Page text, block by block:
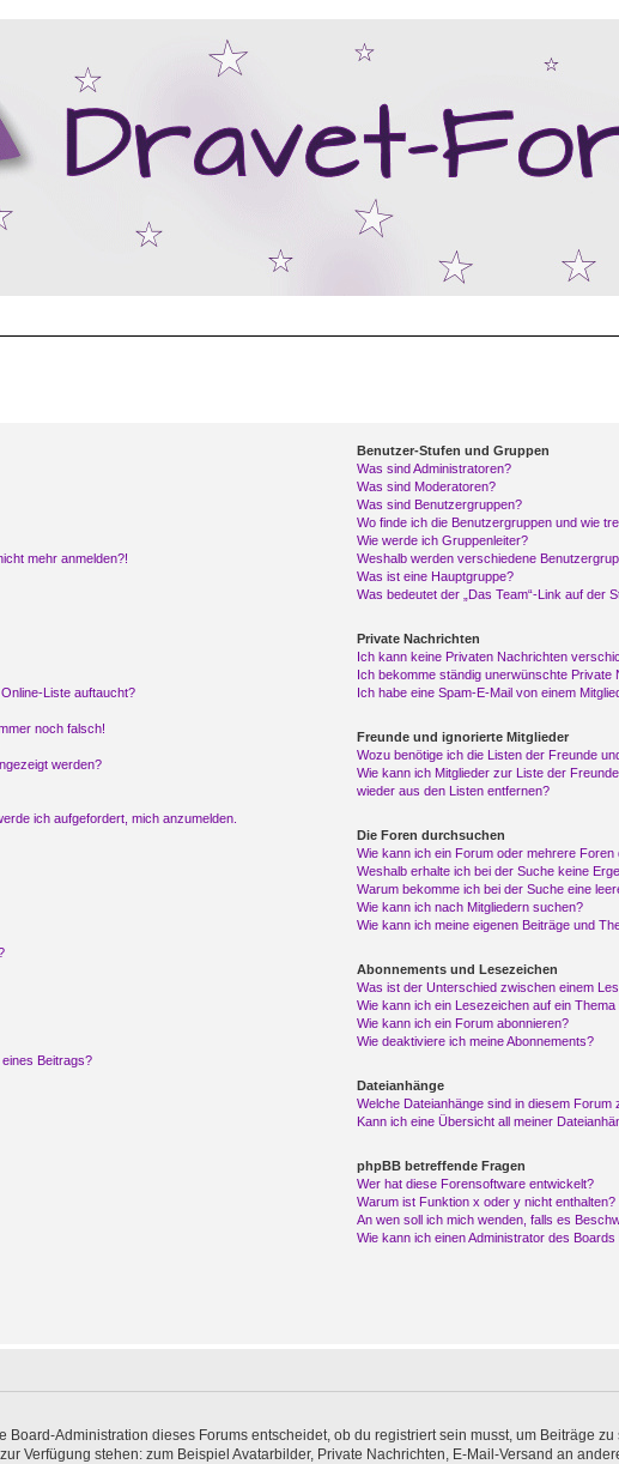
mehr anmelden?!
Liste auftaucht?
noch falsch!
werden?
ich aufgefordert, mich anzumelden.
Beitrags?
Benutzer-Stufen und Gruppen
Was sind Administratoren?
Was sind Moderatoren?
Was sind Benutzergruppen?
Wo finde ich die Benutzergruppen und wie
Wie werde ich Gruppenleiter?
Weshalb werden verschiedene
Was ist eine Hauptgruppe?
Was bedeutet der „Das Team“-Link auf der
Private Nachrichten
Ich kann keine Privaten Nachrichten
Ich bekomme ständig unerwünschte Private
Ich habe eine Spam-E-Mail von einem
Freunde und ignorierte Mitglieder
Wozu benötige ich die Listen der Freunde
Wie kann ich Mitglieder zur Liste der
wieder aus den Listen entfernen?
Die Foren durchsuchen
Wie kann ich ein Forum oder mehrere
Weshalb erhalte ich bei der Suche keine
Warum bekomme ich bei der Suche eine
Wie kann ich nach Mitgliedern suchen?
Wie kann ich meine eigenen Beiträge und
Abonnements und Lesezeichen
Was ist der Unterschied zwischen einem
Wie kann ich ein Lesezeichen auf ein
Wie kann ich ein Forum abonnieren?
Wie deaktiviere ich meine Abonnements?
Dateianhänge
Welche Dateianhänge sind in diesem Forum
Kann ich eine Übersicht all meiner
phpBB betreffende Fragen
Wer hat diese Forensoftware entwickelt?
Warum ist Funktion x oder y nicht enthalten?
An wen soll ich mich wenden, falls es
Wie kann ich einen Administrator des
Administration dieses Forums entscheidet, ob du registriert sein musst, um Beiträge
Verfügung stehen: zum Beispiel Avatarbilder, Private Nachrichten, E-Mail-Versand an